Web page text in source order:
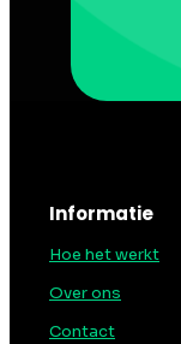
Informatie
Hoe het werkt
Over ons
Contact